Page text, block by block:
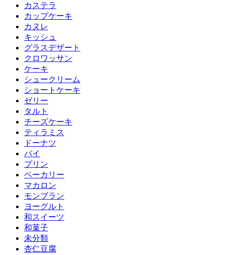
カステラ
カップケーキ
カヌレ
キッシュ
グラスデザート
クロワッサン
ケーキ
シュークリーム
ショートケーキ
ゼリー
タルト
チーズケーキ
ティラミス
ドーナツ
パイ
プリン
ベーカリー
マカロン
モンブラン
ヨーグルト
和スイーツ
和菓子
未分類
杏仁豆腐